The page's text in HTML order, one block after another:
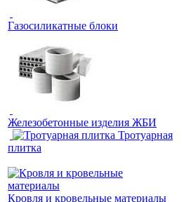
Газосиликатные блоки
Железобетонные изделия ЖБИ
Тротуарная
плитка
Кровля и кровельные материалы